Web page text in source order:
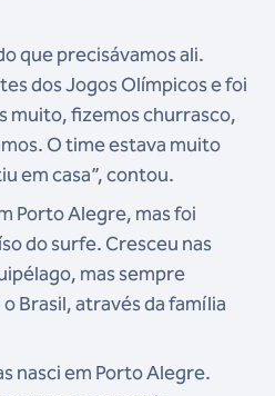
que precisávamos ali.
dos Jogos Olímpicos e foi
muito, fizemos churrasco,
O time estava muito
em casa”, contou.
Porto Alegre, mas foi
do surfe. Cresceu nas
mas sempre
Brasil, através da família
nasci em Porto Alegre.